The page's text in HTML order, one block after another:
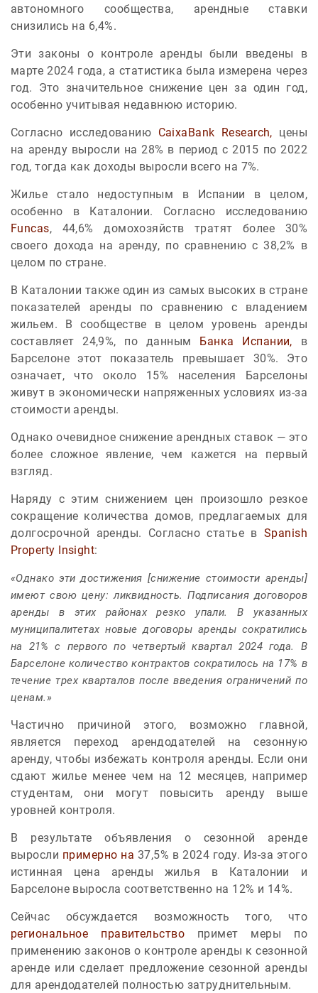
автономного сообщества, арендные ставки
снизились на 6,4%.
Эти законы о контроле аренды были введены в
марте 2024 года, а статистика была измерена через
год. Это значительное снижение цен за один год,
особенно учитывая недавнюю историю.
Согласно исследованию CaixaBank Research, цены
на аренду выросли на 28% в период с 2015 по 2022
год, тогда как доходы выросли всего на 7%.
Жилье стало недоступным в Испании в целом,
особенно в Каталонии. Согласно исследованию
Funcas, 44,6% домохозяйств тратят более 30%
своего дохода на аренду, по сравнению с 38,2% в
целом по стране.
В Каталонии также один из самых высоких в стране
показателей аренды по сравнению с владением
жильем. В сообществе в целом уровень аренды
составляет 24,9%, по данным Банка Испании, в
Барселоне этот показатель превышает 30%. Это
означает, что около 15% населения Барселоны
живут в экономически напряженных условиях из-за
стоимости аренды.
Однако очевидное снижение арендных ставок — это
более сложное явление, чем кажется на первый
взгляд.
Наряду с этим снижением цен произошло резкое
сокращение количества домов, предлагаемых для
долгосрочной аренды. Согласно статье в Spanish
Property Insight:
«Однако эти достижения [снижение стоимости аренды]
имеют свою цену: ликвидность. Подписания договоров
аренды в этих районах резко упали. В указанных
муниципалитетах новые договоры аренды сократились
на 21% с первого по четвертый квартал 2024 года. В
Барселоне количество контрактов сократилось на 17% в
течение трех кварталов после введения ограничений по
ценам.»
Частично причиной этого, возможно главной,
является переход арендодателей на сезонную
аренду, чтобы избежать контроля аренды. Если они
сдают жилье менее чем на 12 месяцев, например
студентам, они могут повысить аренду выше
уровней контроля.
В результате объявления о сезонной аренде
выросли примерно на 37,5% в 2024 году. Из-за этого
истинная цена аренды жилья в Каталонии и
Барселоне выросла соответственно на 12% и 14%.
Сейчас обсуждается возможность того, что
региональное правительство примет меры по
применению законов о контроле аренды к сезонной
аренде или сделает предложение сезонной аренды
для арендодателей полностью затруднительным.